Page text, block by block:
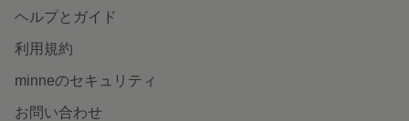
ヘルプとガイド
利用規約
minneのセキュリティ
お問い合わせ